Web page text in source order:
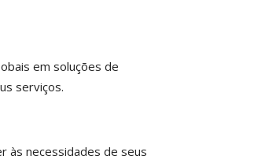
em soluções de
serviços.
às necessidades de seus